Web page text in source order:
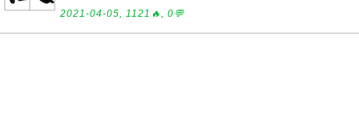
2021-04-05, 1121🔥, 0💬